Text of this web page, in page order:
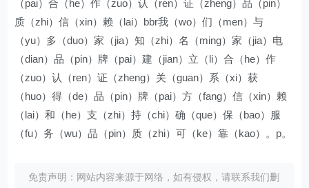
（pai）合（he）作（zuo）认（ren）证（zheng）品（pin）
质（zhi）信（xin）赖（lai）bbr我（wo）们（men）与
（yu）多（duo）家（jia）知（zhi）名（ming）家（jia）电
（dian）品（pin）牌（pai）建（jian）立（li）合（he）作
（zuo）认（ren）证（zheng）关（guan）系（xi）获
（huo）得（de）品（pin）牌（pai）方（fang）信（xin）赖
（lai）和（he）支（zhi）持（chi）确（que）保（bao）服
（fu）务（wu）品（pin）质（zhi）可（ke）靠（kao）。p。
免责声明：网站内容来源于网络，如有侵权，请联系我们删